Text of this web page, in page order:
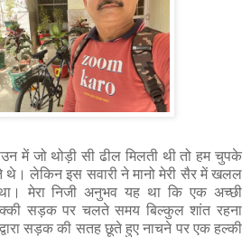
में जो थोड़ी सी ढील मिलती थी तो हम चुपके
लेकिन इस सवारी ने मानो मेरी सैर में खलल
मेरा निजी अनुभव यह था कि एक अच्छी
सड़क पर चलते समय बिल्कुल शांत रहना
सड़क की सतह छूते हुए नाचने पर एक हल्की